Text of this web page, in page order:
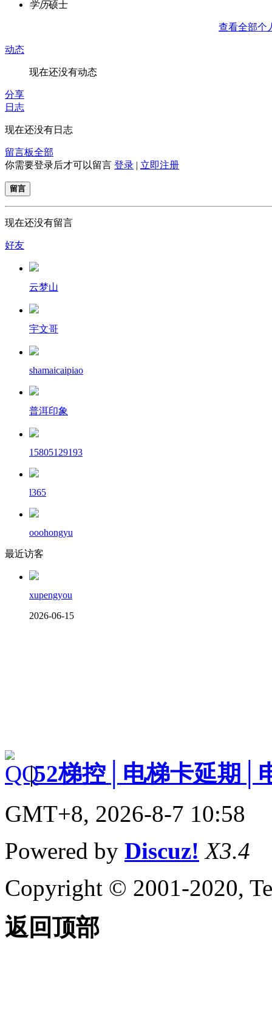
学历硕士
查看全部个
动态
现在还没有动态
分享
日志
现在还没有日志
留言板全部
你需要登录后才可以留言 登录 | 立即注册
留言
现在还没有留言
好友
云梦山
宇文哥
shamaicaipiao
普洱印象
15805129193
l365
ooohongyu
最近访客
xupengyou
2026-06-15
|52梯控│电梯卡延期│
GMT+8, 2026-8-7 10:58
Powered by Discuz! X3.4
Copyright © 2001-2020,
返回顶部